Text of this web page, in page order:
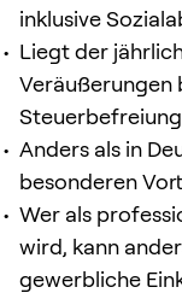
inklusive
Liegt der
Veräußerungen
Anders als in
besonderen
Wer als
wird, kann
gewerbliche